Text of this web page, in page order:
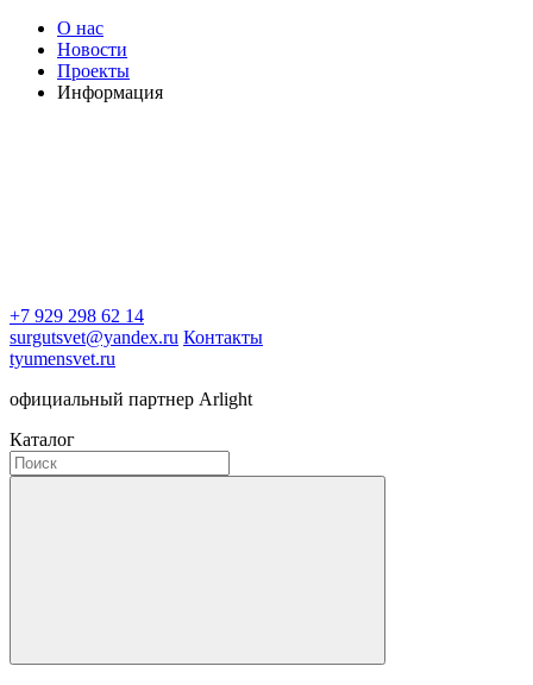
О нас
Новости
Проекты
Информация
+7 929 298 62 14
surgutsvet@yandex.ru Контакты
tyumensvet.ru
официальный партнер Arlight
Каталог